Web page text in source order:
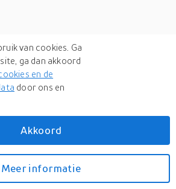
categorieën
Fietsen
van cookies. Ga
ga dan akkoord
en de
door ons en
Akkoord
Meer informatie